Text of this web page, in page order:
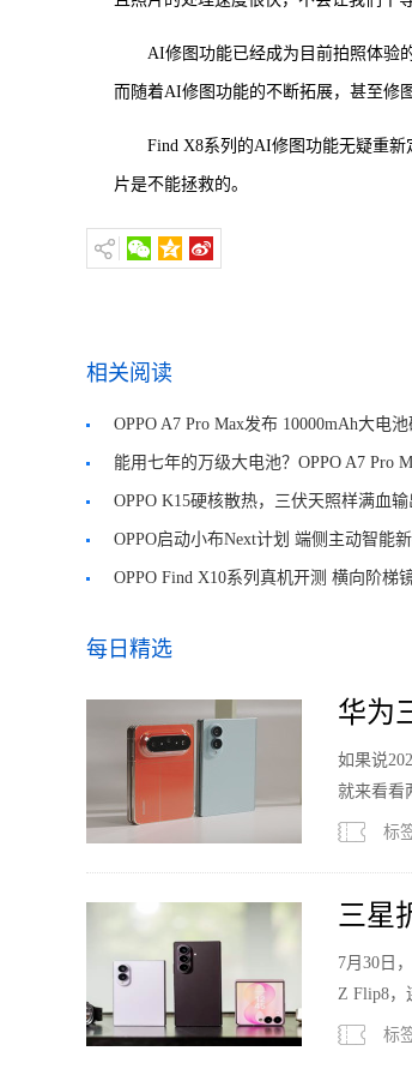
AI修图功能已经成为目前拍照体验
而随着AI修图功能的不断拓展，甚至修
Find X8系列的AI修图功能无疑重
片是不能拯救的。
相关阅读
OPPO A7 Pro Max发布 10000mAh大电
能用七年的万级大电池？OPPO A7 Pro
OPPO K15硬核散热，三伏天照样满血输
OPPO启动小布Next计划 端侧主动智能
OPPO Find X10系列真机开测 横向阶梯
每日精选
华为
如果说
就来看看
标
三星
7月30日
Z Flip8，
标